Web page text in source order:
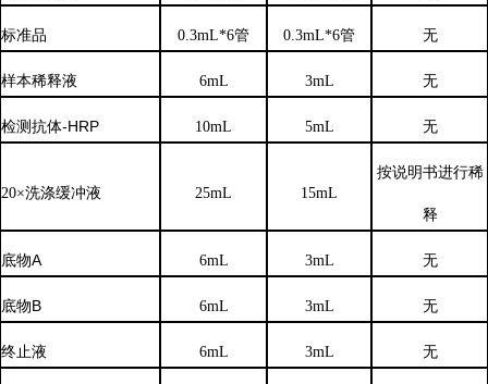
标准品 0.3mL*6管 0.3mL*6管 无
样本稀释液 6mL 3mL 无
检测抗体-HRP 10mL 5mL 无
20×洗涤缓冲液 25mL 15mL
按说明书进行稀
释
底物A 6mL 3mL 无
底物B 6mL 3mL 无
终止液 6mL 3mL 无